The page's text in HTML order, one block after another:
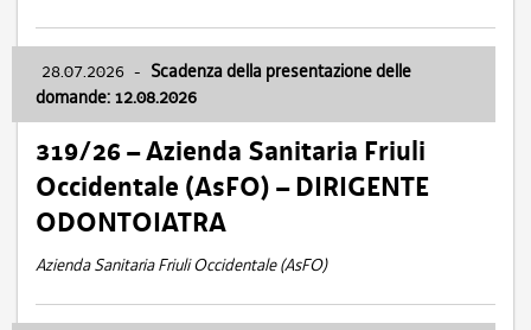
28.07.2026 - Scadenza della presentazione delle
domande: 12.08.2026
319/26 – Azienda Sanitaria Friuli
Occidentale (AsFO) – DIRIGENTE
ODONTOIATRA
Azienda Sanitaria Friuli Occidentale (AsFO)